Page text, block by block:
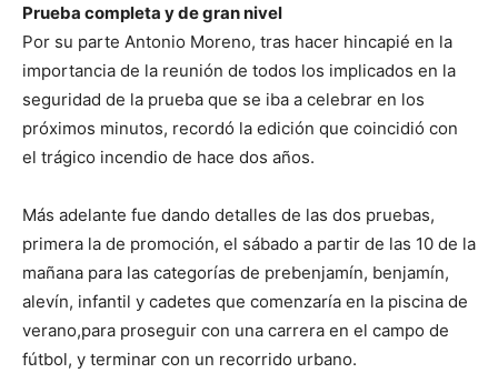
Prueba completa y de gran nivel
Por su parte Antonio Moreno, tras hacer hincapié en la
importancia de la reunión de todos los implicados en la
seguridad de la prueba que se iba a celebrar en los
próximos minutos, recordó la edición que coincidió con
el trágico incendio de hace dos años.
Más adelante fue dando detalles de las dos pruebas,
primera la de promoción, el sábado a partir de las 10 de la
mañana para las categorías de prebenjamín, benjamín,
alevín, infantil y cadetes que comenzaría en la piscina de
verano,para proseguir con una carrera en el campo de
fútbol, y terminar con un recorrido urbano.